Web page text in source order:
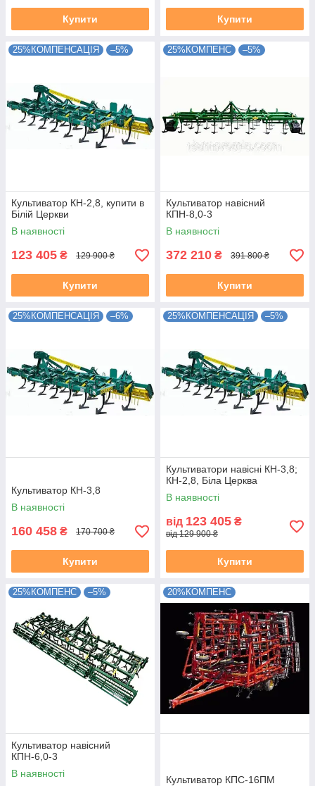
Купити Купити
25%КОМПЕНСАЦІЯ –5%
Культиватор КН-2,8, купити в
Білій Церкви
В наявності
123 405 ₴ 129 900 ₴
Купити
25%КОМПЕНС –5%
Культиватор навісний
КПН-8,0-3
В наявності
372 210 ₴ 391 800 ₴
Купити
25%КОМПЕНСАЦІЯ –6%
Культиватор КН-3,8
В наявності
160 458 ₴ 170 700 ₴
Купити
25%КОМПЕНСАЦІЯ –5%
Культиватори навісні КН-3,8;
КН-2,8, Біла Церква
В наявності
від 123 405 ₴
від 129 900 ₴
Купити
25%КОМПЕНС –5%
Культиватор навісний
КПН-6,0-3
В наявності
20%КОМПЕНС
Культиватор КПС-16ПМ